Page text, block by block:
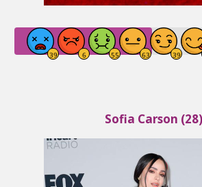
Sofia Carson (28)